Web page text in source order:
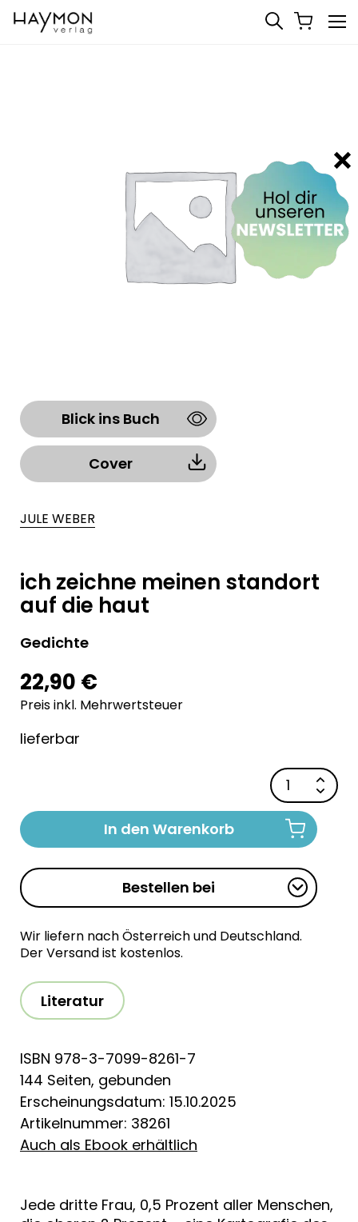
Blick ins Buch
Cover
JULE WEBER
ich zeichne meinen standort
auf die haut
Gedichte
22,90 €
Preis inkl. Mehrwertsteuer
lieferbar
In den Warenkorb
Bestellen bei
Wir liefern nach Österreich und Deutschland.
Der Versand ist kostenlos.
Literatur
ISBN 978-3-7099-8261-7
144 Seiten, gebunden
Erscheinungsdatum: 15.10.2025
Artikelnummer: 38261
Auch als Ebook erhältlich
Jede dritte Frau, 0,5 Prozent aller Menschen,